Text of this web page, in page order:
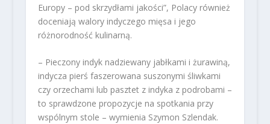
Europy – pod skrzydłami jakości”, Polacy również
doceniają walory indyczego mięsa i jego
różnorodność kulinarną.
– Pieczony indyk nadziewany jabłkami i żurawiną,
indycza pierś faszerowana suszonymi śliwkami
czy orzechami lub pasztet z indyka z podrobami –
to sprawdzone propozycje na spotkania przy
wspólnym stole – wymienia Szymon Szlendak.